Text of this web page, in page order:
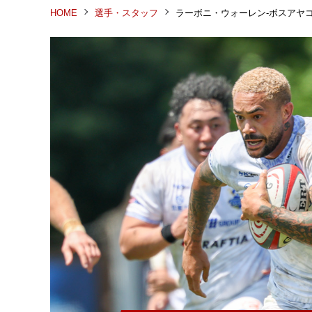
HOME 選手・スタッフ ラーボニ・ウォーレン-ボスアヤ